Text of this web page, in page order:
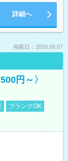
詳細へ
掲載日：2026.08.07
円～〉
ブランクOK